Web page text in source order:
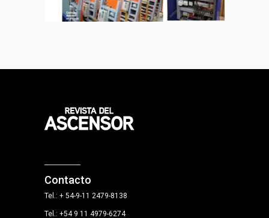
Contacto
Tel.: + 54-9-11 2479-8138
Tel.: +54 9 11 4979-6274